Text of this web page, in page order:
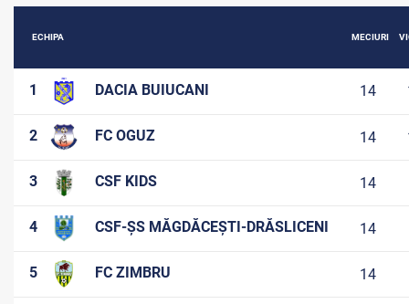
ECHIPA MECIURI
1 DACIA BUIUCANI 14
2 FC OGUZ 14
3 CSF KIDS 14
4 CSF-ȘS MĂGDĂCEȘTI-DRĂSLICENI 14
5 FC ZIMBRU 14